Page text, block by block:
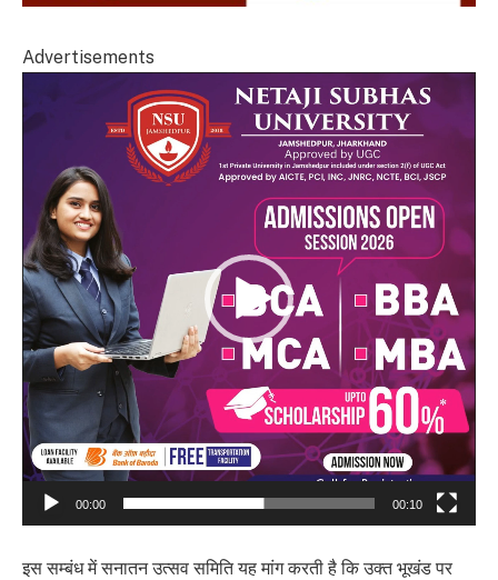
Advertisements
Player
00:00 00:10
इस सम्बंध में सनातन उत्सव समिति यह मांग करती है कि उक्त भूखंड पर